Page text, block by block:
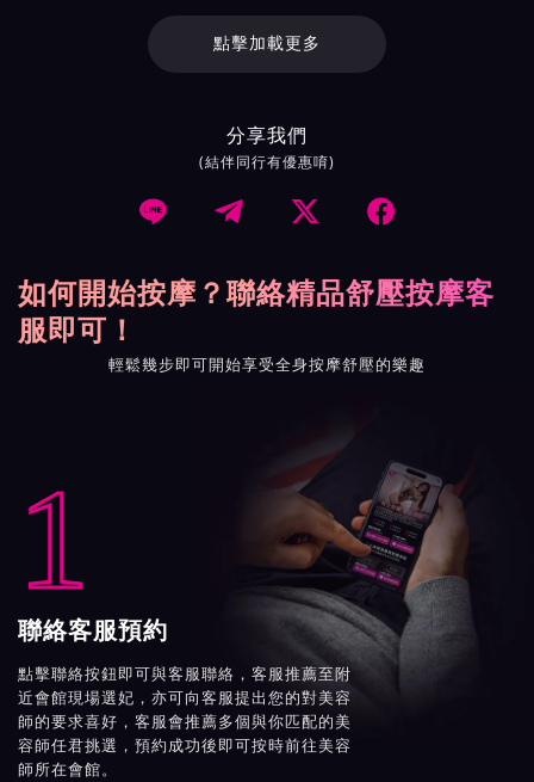
點擊加載更多
分享我們
(結伴同行有優惠唷)
   
如何開始按摩？聯絡精品舒壓按摩客
服即可！
輕鬆幾步即可開始享受全身按摩舒壓的樂趣
1
聯絡客服預約
點擊聯絡按鈕即可與客服聯絡，客服推薦至附
近會館現場選妃，亦可向客服提出您的對美容
師的要求喜好，客服會推薦多個與你匹配的美
容師任君挑選，預約成功後即可按時前往美容
師所在會館。